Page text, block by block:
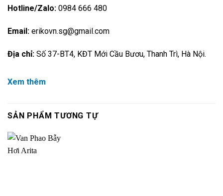
Hotline/Zalo: 0984 666 480
Email: erikovn.sg@gmail.com
Địa chỉ: Số 37-BT4, KĐT Mới Cầu Bươu, Thanh Trì, Hà Nội.
Xem thêm
SẢN PHẨM TƯƠNG TỰ